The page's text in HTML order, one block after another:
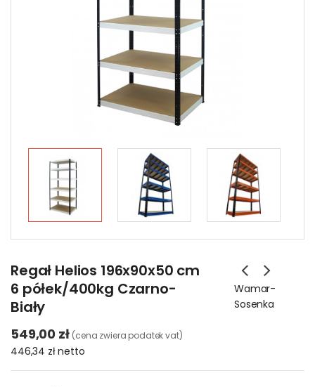
Regał Helios 196x90x50 cm
6 półek/400kg Czarno-
Biały
Wamar-
Sosenka
549,00 zł (cena zwiera podatek vat)
446,34 złnetto